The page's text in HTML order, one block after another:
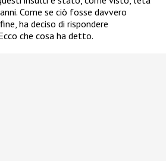
Come se ciò fosse davvero
ha deciso di rispondere
che cosa ha detto.